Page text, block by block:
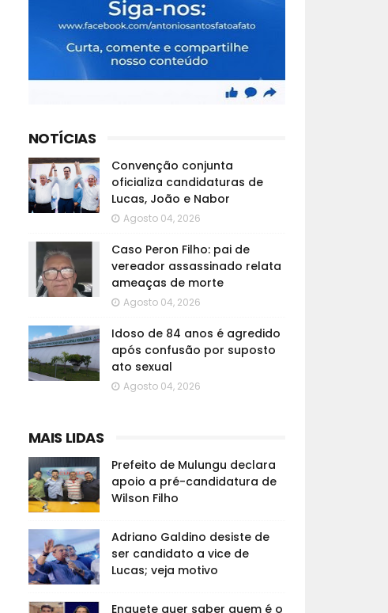
NOTÍCIAS
Convenção conjunta
oficializa candidaturas de
Lucas, João e Nabor
Agosto 04, 2026
Caso Peron Filho: pai de
vereador assassinado relata
ameaças de morte
Agosto 04, 2026
Idoso de 84 anos é agredido
após confusão por suposto
ato sexual
Agosto 04, 2026
MAIS LIDAS
Prefeito de Mulungu declara
apoio a pré-candidatura de
Wilson Filho
Adriano Galdino desiste de
ser candidato a vice de
Lucas; veja motivo
Enquete quer saber quem é o